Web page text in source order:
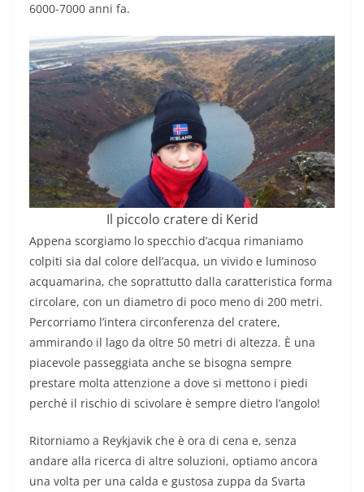
6000-7000 anni fa.
Il piccolo cratere di Kerid
Appena scorgiamo lo specchio d’acqua rimaniamo
colpiti sia dal colore dell’acqua, un vivido e luminoso
acquamarina, che soprattutto dalla caratteristica forma
circolare, con un diametro di poco meno di 200 metri.
Percorriamo l’intera circonferenza del cratere,
ammirando il lago da oltre 50 metri di altezza. È una
piacevole passeggiata anche se bisogna sempre
prestare molta attenzione a dove si mettono i piedi
perché il rischio di scivolare è sempre dietro l’angolo!
Ritorniamo a Reykjavik che è ora di cena e, senza
andare alla ricerca di altre soluzioni, optiamo ancora
una volta per una calda e gustosa zuppa da Svarta